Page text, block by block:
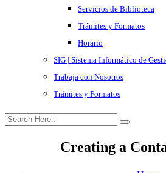
Servicios de Biblioteca
Trámites y Formatos
Horario
SIG | Sistema Informático de
Trabaja con Nosotros
Trámites y Formatos
Creating a